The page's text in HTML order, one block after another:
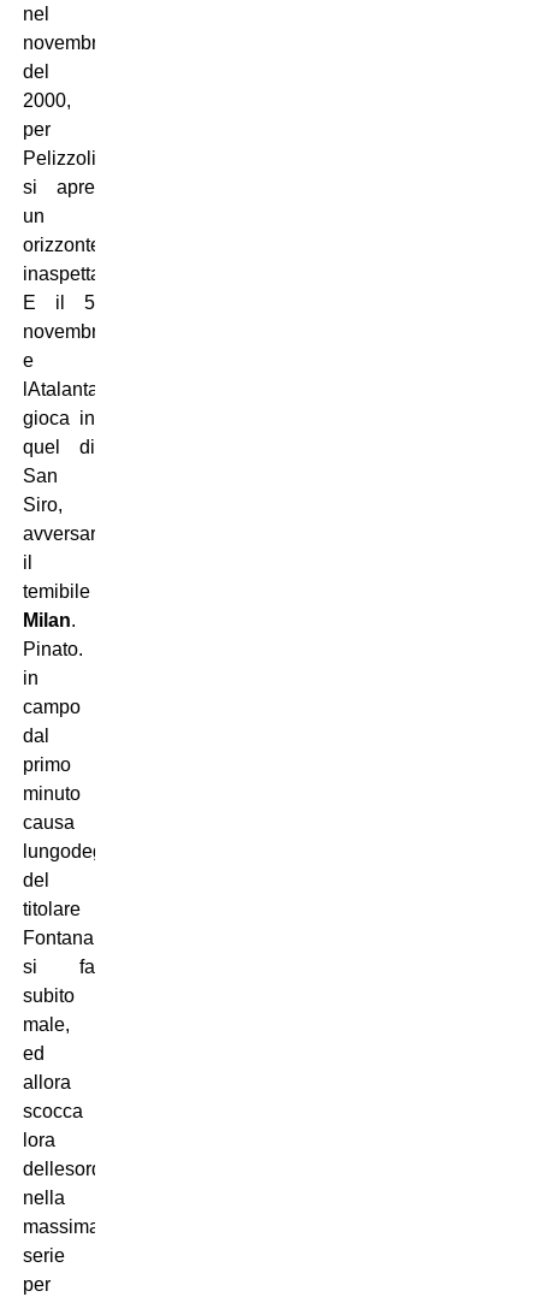
nel
novembre
del
2000,
per
Pelizzoli
si apre
un
orizzonte
inaspettato.
E il 5
novembre,
e
lAtalanta
gioca in
quel di
San
Siro,
avversario
il
temibile
Milan.
Pinato.
in
campo
dal
primo
minuto
causa
lungodegenza
del
titolare
Fontana,
si fa
subito
male,
ed
allora
scocca
lora
dellesordio
nella
massima
serie
per